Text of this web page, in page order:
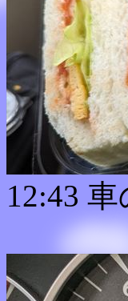
12:43